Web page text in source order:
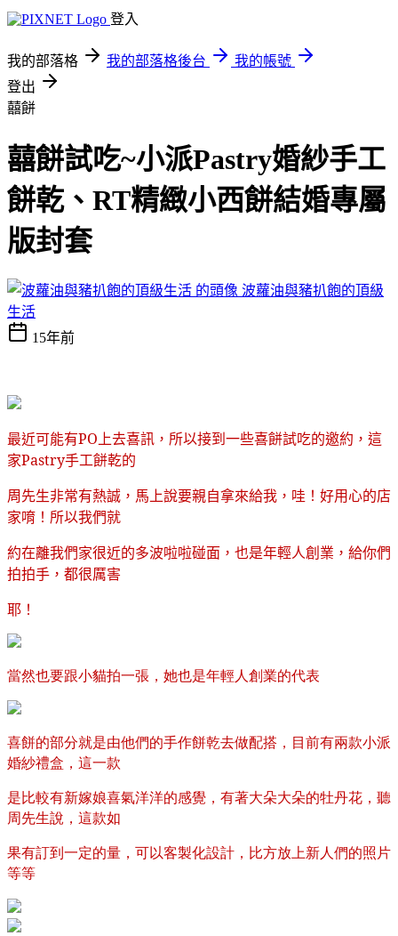
登入
我的部落格 我的部落格後台
我的帳號
登出
囍餅
囍餅試吃~小派Pastry婚紗手工
餅乾、RT精緻小西餅結婚專屬
版封套
波蘿油與豬扒飽的頂級
生活
15年前
最近可能有PO上去喜訊，所以接到一些喜餅試吃的邀約，這
家Pastry手工餅乾的
周先生非常有熱誠，馬上說要親自拿來給我，哇！好用心的店
家唷！所以我們就
約在離我們家很近的多波啦啦碰面，也是年輕人創業，給你們
拍拍手，都很厲害
耶！
當然也要跟小貓拍一張，她也是年輕人創業的代表
喜餅的部分就是由他們的手作餅乾去做配搭，目前有兩款小派
婚紗禮盒，這一款
是比較有新嫁娘喜氣洋洋的感覺，有著大朵大朵的牡丹花，聽
周先生說，這款如
果有訂到一定的量，可以客製化設計，比方放上新人們的照片
等等